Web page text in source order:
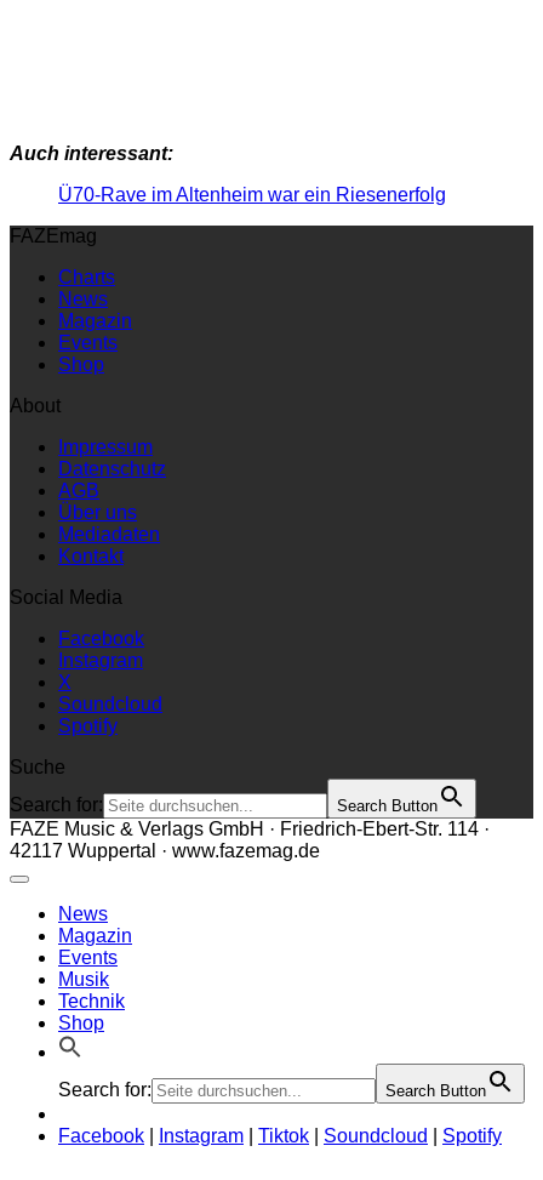
Auch interessant:
Ü70-Rave im Altenheim war ein Riesenerfolg
FAZEmag
Charts
News
Magazin
Events
Shop
About
Impressum
Datenschutz
AGB
Über uns
Mediadaten
Kontakt
Social Media
Facebook
Instagram
X
Soundcloud
Spotify
Suche
Search for:
Search Button
FAZE Music & Verlags GmbH · Friedrich-Ebert-Str. 114 ·
42117 Wuppertal · www.fazemag.de
News
Magazin
Events
Musik
Technik
Shop
Search for: Search Button
Facebook Instagram Tiktok Soundcloud Spotify